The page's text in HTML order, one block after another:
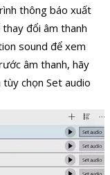
thông báo xuất
đổi âm thanh
sound để xem
âm thanh, hãy
chọn Set audio